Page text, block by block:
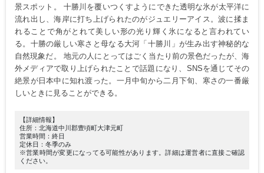
景スポット。 十勝川を覆いつくすようにできた透明な氷が太平洋に
流れ出し、海岸に打ち上げられたのがジュエリーアイス。波に揉ま
れることで角がとれて美しい形の光り輝く氷になると言われてい
る。十勝の厳しい寒さと母なる大河「十勝川」が生み出す神秘的な
自然現象だ。 地元の人にとってはごく当たり前の景色だったが、海
外メディアで取り上げられたことで話題になり、SNSを通じてその
絶景が日本中に知れ渡った。一月中旬から二月下旬、寒さの一番厳
しいときに見ることができる。
【詳細情報】
住所：北海道中川郡豊頃町大津元町
営業時間：終日
定休日：冬季のみ
※営業時間が変更になってる可能性があります。詳細は運営者に直接ご確認
ください。